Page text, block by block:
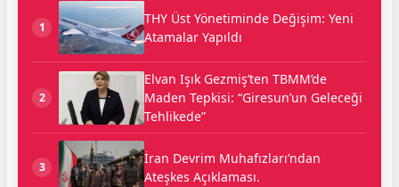
1
THY Üst Yönetiminde Değişim: Yeni
Atamalar Yapıldı
2
Elvan Işık Gezmiş’ten TBMM’de
Maden Tepkisi: “Giresun’un Geleceği
Tehlikede”
3
İran Devrim Muhafızları’ndan
Ateşkes Açıklaması.